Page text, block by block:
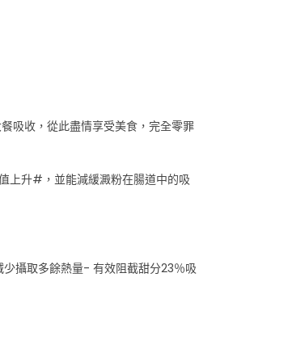
吸收，從此盡情享受美食，完全零罪
上升#，並能減緩澱粉在腸道中的吸
攝取多餘熱量- 有效阻截甜分23％吸